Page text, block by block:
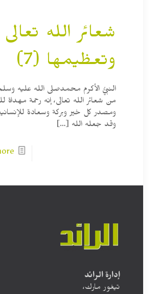
شعائر الله تعالى
وتعظيمها (7)
النبيُّ الأكرم محمدصلى الله عليه
من شعائر الله تعالى، إنه رحمة مهداة
ومصدر كل خير وبركة وسعادة
وقد جعله الله […]
إدارة الرائد
تيغور مارك،